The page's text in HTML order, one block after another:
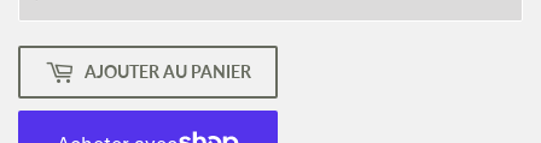
AJOUTER AU PANIER